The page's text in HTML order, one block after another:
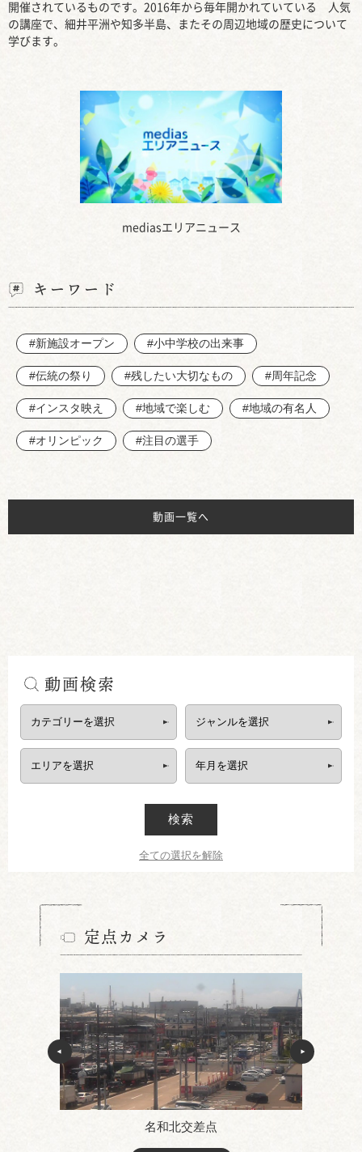
mediasエリアニュース
開催されているものです。2016年から毎年開かれていている 人気
の講座で、細井平洲や知多半島、またその周辺地域の歴史について
学びます。
キーワード
#新施設オープン #小中学校の出来事
#伝統の祭り #残したい大切なもの #周年記念
#インスタ映え #地域で楽しむ #地域の有名人
#オリンピック #注目の選手
動画一覧へ
動画検索
検索
全ての選択を解除
定点カメラ
名和北交差点